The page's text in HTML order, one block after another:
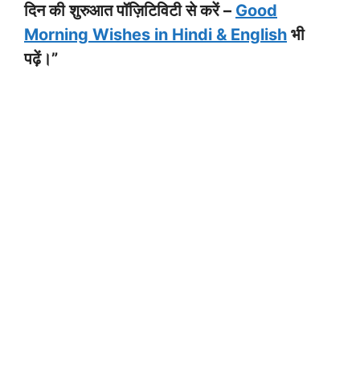
दिन की शुरुआत पॉज़िटिविटी से करें – Good
Morning Wishes in Hindi & English भी
पढ़ें।”